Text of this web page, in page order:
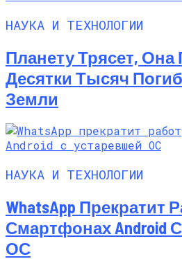
НАУКА И ТЕХНОЛОГИИ
Планету Трясет, Она
Десятки Тысяч
Земли
НАУКА И ТЕХНОЛОГИИ
WhatsApp Прекратит
Смартфонах Android
ОС